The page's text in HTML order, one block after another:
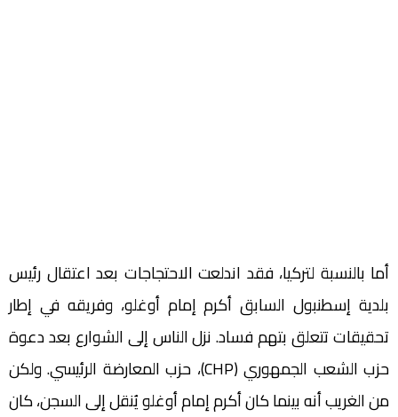
أما بالنسبة لتركيا، فقد اندلعت الاحتجاجات بعد اعتقال رئيس
بلدية إسطنبول السابق أكرم إمام أوغلو، وفريقه في إطار
تحقيقات تتعلق بتهم فساد. نزل الناس إلى الشوارع بعد دعوة
حزب الشعب الجمهوري (CHP)، حزب المعارضة الرئيسي. ولكن
من الغريب أنه بينما كان أكرم إمام أوغلو يُنقل إلى السجن، كان